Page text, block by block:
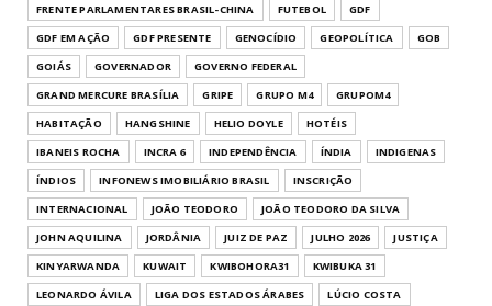
FRENTE PARLAMENTARES BRASIL-CHINA
FUTEBOL
GDF
GDF EM AÇÃO
GDF PRESENTE GENOCÍDIO GEOPOLÍTICA
GOB
GOIÁS
GOVERNADOR
GOVERNO FEDERAL
GRAND MERCURE BRASÍLIA
GRIPE GRUPO M4
GRUPOM4
HABITAÇÃO
HANGSHINE HELIO DOYLE
HOTÉIS
IBANEIS ROCHA
INCRA 6 INDEPENDÊNCIA ÍNDIA
INDIGENAS
ÍNDIOS
INFONEWS IMOBILIÁRIO BRASIL
INSCRIÇÃO
INTERNACIONAL
JOÃO TEODORO
JOÃO TEODORO DA SILVA
JOHN AQUILINA
JORDÂNIA JUIZ DE PAZ JULHO 2026
JUSTIÇA
KINYARWANDA
KUWAIT KWIBOHORA31
KWIBUKA 31
LEONARDO ÁVILA
LIGA DOS ESTADOS ÁRABES
LÚCIO COSTA